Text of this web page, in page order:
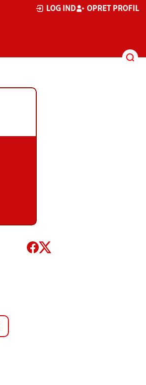
LOG IND OPRET PROFIL